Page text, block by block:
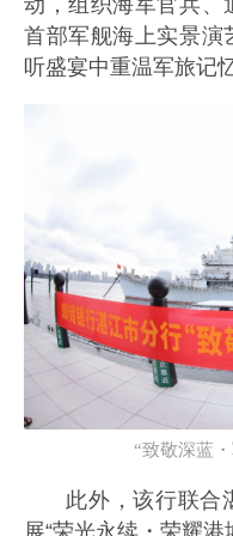
动，组织海军官兵、
首部军舰海上实景演
听盛宴中重温军旅记
“致敬深蓝
此外，该行联合
展“荣光永续・荣耀